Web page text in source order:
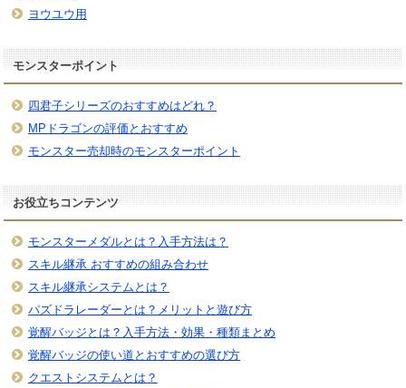
ヨウユウ用
モンスターポイント
四君子シリーズのおすすめはどれ？
MPドラゴンの評価とおすすめ
モンスター売却時のモンスターポイント
お役立ちコンテンツ
モンスターメダルとは？入手方法は？
スキル継承 おすすめの組み合わせ
スキル継承システムとは？
パズドラレーダーとは？メリットと遊び方
覚醒バッジとは？入手方法・効果・種類まとめ
覚醒バッジの使い道とおすすめの選び方
クエストシステムとは？